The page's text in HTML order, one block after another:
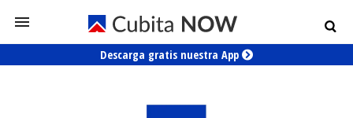
Descarga gratis nuestra App